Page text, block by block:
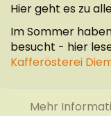
Hier geht es zu
Im Sommer
besucht - hier
Kafferösterei
Mehr